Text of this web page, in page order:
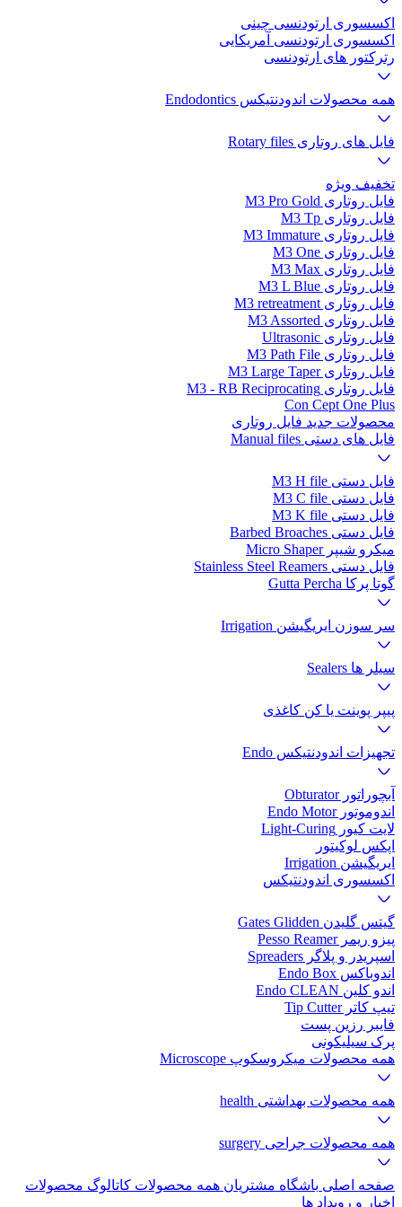
اکسسوری ارتودنسی چینی
اکسسوری ارتودنسی آمریکایی
رترکتور های ارتودنسی
همه محصولات اندودنتیکس Endodontics
فایل های روتاری Rotary files
تخفیف ویژه
فایل روتاری M3 Pro Gold
فایل روتاری M3 Tp
فایل روتاری M3 Immature
فایل روتاری M3 One
فایل روتاری M3 Max
فایل روتاری M3 L Blue
فایل روتاری M3 retreatment
فایل روتاری M3 Assorted
فایل روتاری Ultrasonic
فایل روتاری M3 Path File
فایل روتاری M3 Large Taper
فایل روتاری M3 - RB Reciprocating
Con Cept One Plus
محصولات جدید فایل روتاری
فایل های دستی Manual files
فایل دستی M3 H file
فایل دستی M3 C file
فایل دستی M3 K file
فایل دستی Barbed Broaches
میکرو شیپر Micro Shaper
فایل دستی Stainless Steel Reamers
گوتا پرکا Gutta Percha
سر سوزن ایریگیشن Irrigation
سیلر ها Sealers
پیپر پوینت یا کن کاغذی
تجهیزات اندودنتیکس Endo
آبچوراتور Obturator
اندوموتور Endo Motor
لایت کیور Light-Curing
اپکس لوکیتور
ایریگیشن Irrigation
اکسسوری اندودنتیکس
گیتس گلیدن Gates Glidden
پیزو ریمر Pesso Reamer
اسپریدر و پلاگر Spreaders
اندوباکس Endo Box
اندو کلین Endo CLEAN
تیپ کاتر Tip Cutter
فایبر رزین پست
پرک سیلیکونی
همه محصولات میکروسکوپ Microscope
همه محصولات بهداشتی health
همه محصولات جراحی surgery
صفحه اصلی باشگاه مشتریان همه محصولات کاتالوگ محصولات
اخبار و رویداد ها